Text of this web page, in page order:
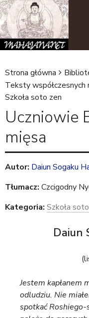
J
e
s
t
e
ś
u
t
Strona główna
Teksty współczesnych
Szkoła soto zen
Uczniowie
mięsa
Autor: Daiun Sogaku
Tłumacz: Czcigodny
Kategoria: Szkoła
Daiun
Jestem kapłanem
odludziu. Nie
spotkać Roshiego-